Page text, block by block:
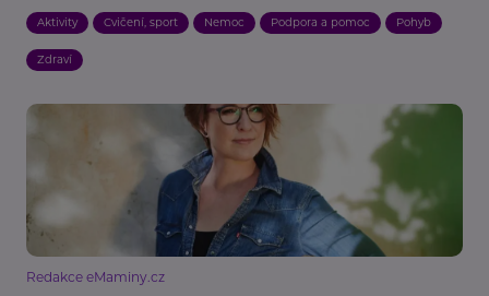
Aktivity Cvičení, sport Nemoc Podpora a pomoc Pohyb
Zdraví
Redakce eMaminy.cz